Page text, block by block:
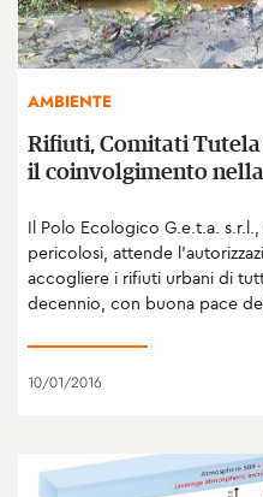
AMBIENTE
Rifiuti, Comitati
il coinvolgimento
Il Polo Ecologico G.e.t.a.
pericolosi, attende
accogliere i rifiuti urbani di
decennio, con buona pace
10/01/2016